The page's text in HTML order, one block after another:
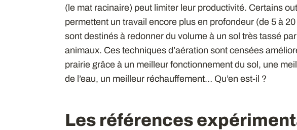
(le mat racinaire) peut limiter leur productivité. Certains
permettent un travail encore plus en profondeur (de 5 à
sont destinés à redonner du volume à un sol très tassé
animaux. Ces techniques d’aération sont censées
prairie grâce à un meilleur fonctionnement du sol, une
de l’eau, un meilleur réchauffement… Qu’en est-il ?
Les références